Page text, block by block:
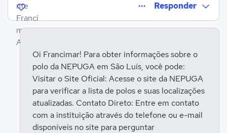
Responder
Entrar para responder
Oi Francimar! Para obter informações sobre o
polo da NEPUGA em São Luís, você pode:
Visitar o Site Oficial: Acesse o site da NEPUGA
para verificar a lista de polos e suas localizações
atualizadas. Contato Direto: Entre em contato
com a instituição através do telefone ou e-mail
disponíveis no site para perguntar